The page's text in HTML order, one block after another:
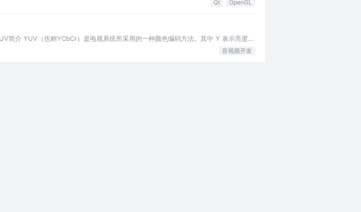
Qt OpenGL
简介 YUV（也称YCbCr）是电视系统所采用的一种颜色编码方法。其中 Y 表示亮度，
音视频开发